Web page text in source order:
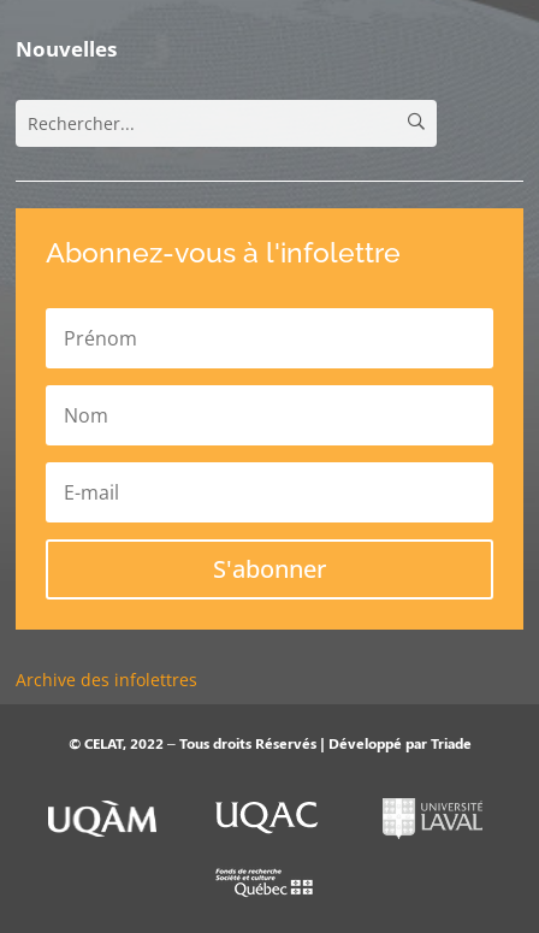
Nouvelles
Abonnez-vous à l'infolettre
S'abonner
Archive des infolettres
© CELAT, 2022 – Tous droits Réservés | Développé parTriade